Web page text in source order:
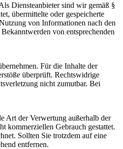
Diensteanbieter sind wir gemäß §
übermittelte oder gespeicherte
von Informationen nach den
von entsprechenden
Für die Inhalte der
überprüft. Rechtswidrige
nicht zumutbar. Bei
Art der Verwertung außerhalb der
kommerziellen Gebrauch gestattet.
Sollten Sie trotzdem auf eine
entfernen.